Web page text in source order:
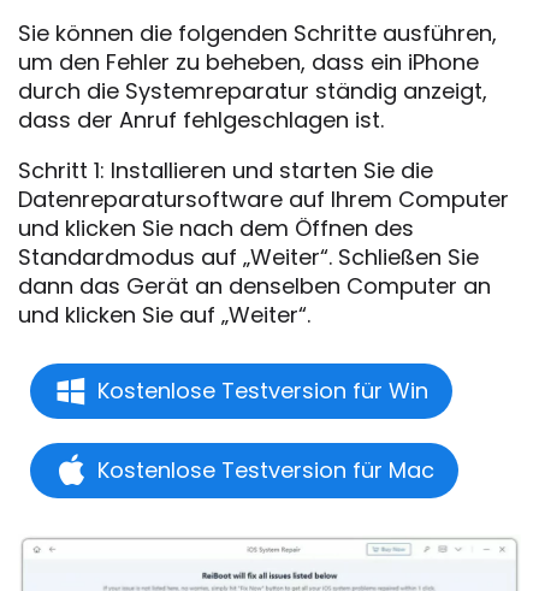
Sie können die folgenden Schritte ausführen,
um den Fehler zu beheben, dass ein iPhone
durch die Systemreparatur ständig anzeigt,
dass der Anruf fehlgeschlagen ist.
Schritt 1: Installieren und starten Sie die
Datenreparatursoftware auf Ihrem Computer
und klicken Sie nach dem Öffnen des
Standardmodus auf „Weiter“. Schließen Sie
dann das Gerät an denselben Computer an
und klicken Sie auf „Weiter“.
Kostenlose Testversion für Win
Kostenlose Testversion für Mac